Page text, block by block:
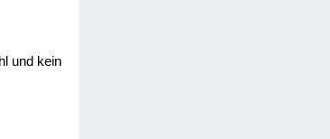
und kein